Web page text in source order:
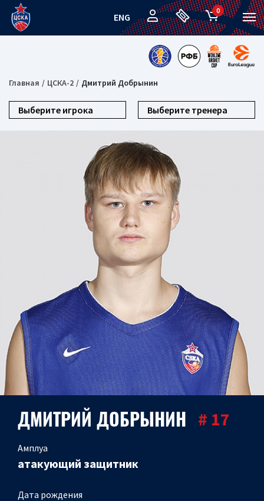
ENG
0
Главная ЦСКА-2 Дмитрий Добрынин
ДМИТРИЙ ДОБРЫНИН # 17
Амплуа
атакующий защитник
Дата рождения